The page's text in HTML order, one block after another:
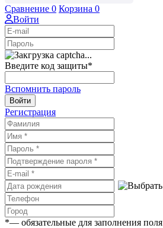
Сравнение 0 Корзина 0
Войти
Введите код защиты*
Вспомнить пароль
Войти
Регистрация
*— обязательные для заполнения поля